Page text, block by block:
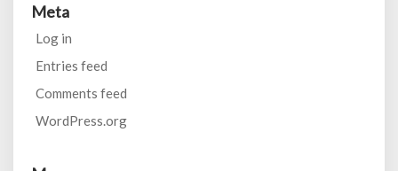
Meta
Log in
Entries feed
Comments feed
WordPress.org